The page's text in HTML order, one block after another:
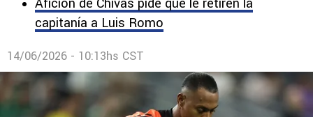
capitanía a Luis Romo
14/06/2026 - 10:13hs CST